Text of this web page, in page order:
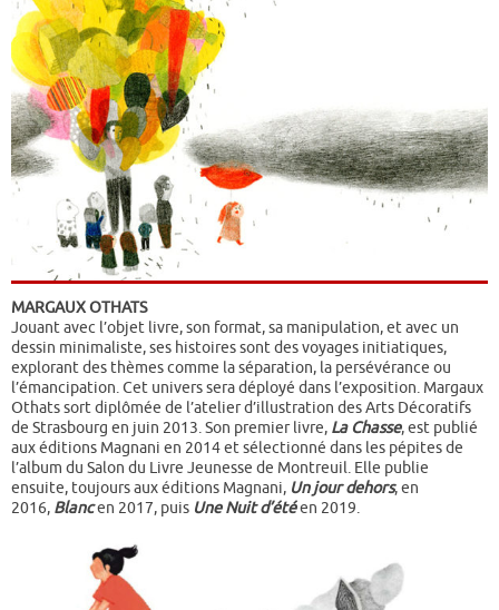
MARGAUX OTHATS
Jouant avec l’objet livre, son format, sa manipulation, et avec un
dessin minimaliste, ses histoires sont des voyages initiatiques,
explorant des thèmes comme la séparation, la persévérance ou
l’émancipation. Cet univers sera déployé dans l’exposition. Margaux
Othats sort diplômée de l’atelier d’illustration des Arts Décoratifs
de Strasbourg en juin 2013. Son premier livre, La Chasse, est publié
aux éditions Magnani en 2014 et sélectionné dans les pépites de
l’album du Salon du Livre Jeunesse de Montreuil. Elle publie
ensuite, toujours aux éditions Magnani, Un jour dehors, en
2016, Blancen 2017, puis Une Nuit d’étéen 2019.